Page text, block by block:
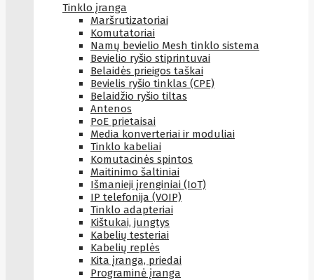
Tinklo įranga
Maršrutizatoriai
Komutatoriai
Namų bevielio Mesh tinklo sistema
Bevielio ryšio stiprintuvai
Belaidės prieigos taškai
Bevielis ryšio tinklas (CPE)
Belaidžio ryšio tiltas
Antenos
PoE prietaisai
Media konverteriai ir moduliai
Tinklo kabeliai
Komutacinės spintos
Maitinimo šaltiniai
Išmanieji įrenginiai (IoT)
IP telefonija (VOIP)
Tinklo adapteriai
Kištukai, jungtys
Kabelių testeriai
Kabelių replės
Kita įranga, priedai
Programinė įranga